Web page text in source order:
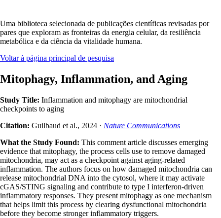
Uma biblioteca selecionada de publicações científicas revisadas por
pares que exploram as fronteiras da energia celular, da resiliência
metabólica e da ciência da vitalidade humana.
Voltar à página principal de pesquisa
Mitophagy, Inflammation, and Aging
Study Title: Inflammation and mitophagy are mitochondrial
checkpoints to aging
Citation: Guilbaud et al., 2024 · Nature Communications
What the Study Found: This comment article discusses emerging
evidence that mitophagy, the process cells use to remove damaged
mitochondria, may act as a checkpoint against aging-related
inflammation. The authors focus on how damaged mitochondria can
release mitochondrial DNA into the cytosol, where it may activate
cGAS/STING signaling and contribute to type I interferon-driven
inflammatory responses. They present mitophagy as one mechanism
that helps limit this process by clearing dysfunctional mitochondria
before they become stronger inflammatory triggers.